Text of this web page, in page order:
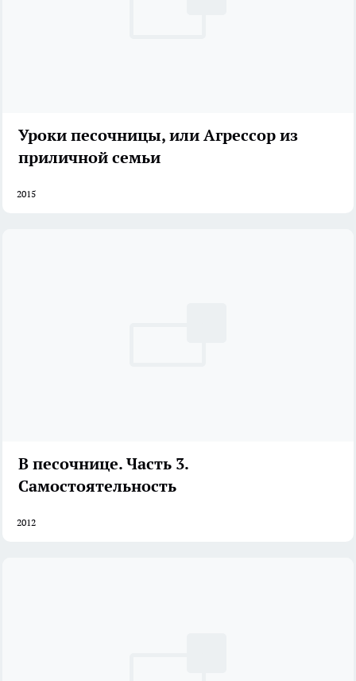
Уроки песочницы, или Агрессор из
приличной семьи
2015
В песочнице. Часть 3.
Самостоятельность
2012